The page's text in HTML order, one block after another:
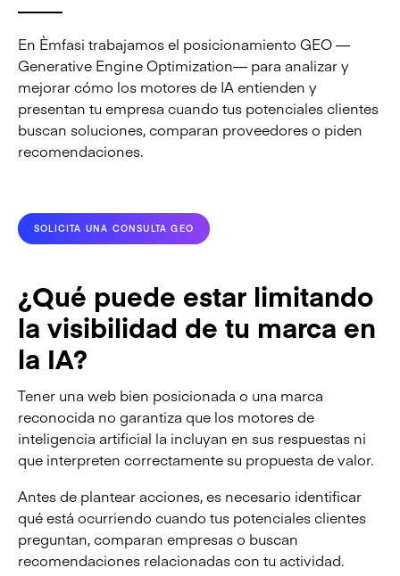
En Èmfasi trabajamos el posicionamiento GEO —
Generative Engine Optimization— para analizar y
mejorar cómo los motores de IA entienden y
presentan tu empresa cuando tus potenciales clientes
buscan soluciones, comparan proveedores o piden
recomendaciones.
SOLICITA UNA CONSULTA GEO
¿Qué puede estar limitando
la visibilidad de tu marca en
la IA?
Tener una web bien posicionada o una marca
reconocida no garantiza que los motores de
inteligencia artificial la incluyan en sus respuestas ni
que interpreten correctamente su propuesta de valor.
Antes de plantear acciones, es necesario identificar
qué está ocurriendo cuando tus potenciales clientes
preguntan, comparan empresas o buscan
recomendaciones relacionadas con tu actividad.